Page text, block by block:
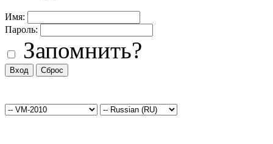
Имя:
Пароль:
Запомнить?